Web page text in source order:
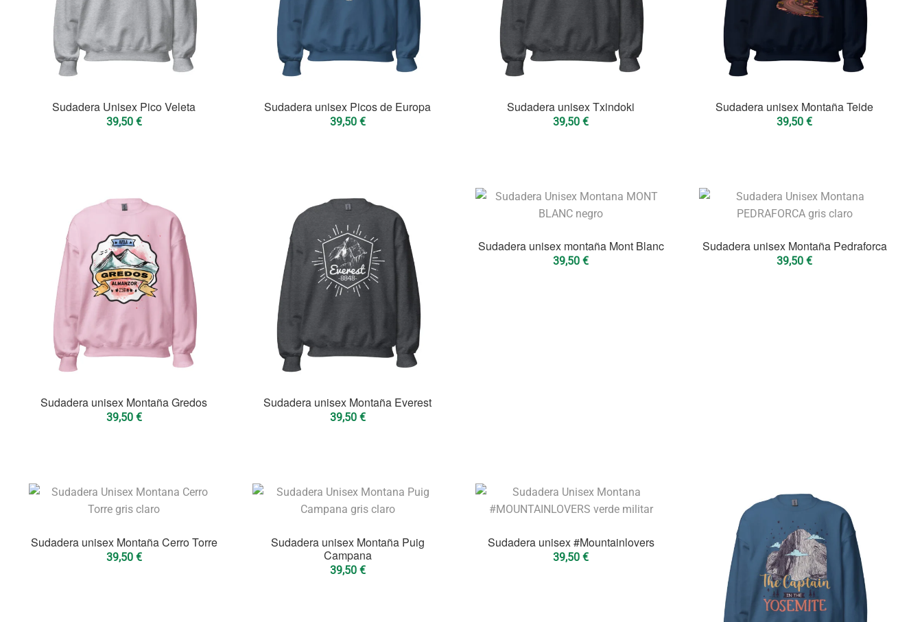
Sudadera Unisex Pico Veleta
39,50 €
Sudadera unisex Picos de Europa
39,50 €
Sudadera unisex Txindoki
39,50€
Sudadera unisex Montaña Teide
39,50€
Sudadera unisex Montaña Gredos
39,50 €
Sudadera unisex Montaña Everest
39,50 €
Sudadera unisex montaña Mont Blanc
39,50€
Sudadera unisex Montaña Pedraforca
39,50€
Sudadera unisex Montaña Cerro Torre
39,50 €
Sudadera unisex Montaña Puig
Campana
39,50 €
Sudadera unisex #Mountainlovers
39,50€